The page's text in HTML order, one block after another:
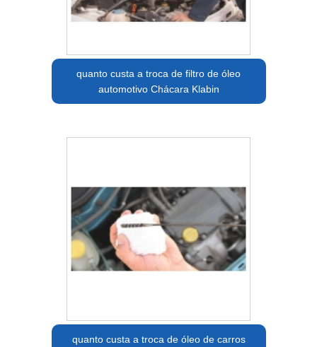
quanto custa a troca de filtro de óleo
automotivo Chácara Klabin
quanto custa a troca de óleo de carros